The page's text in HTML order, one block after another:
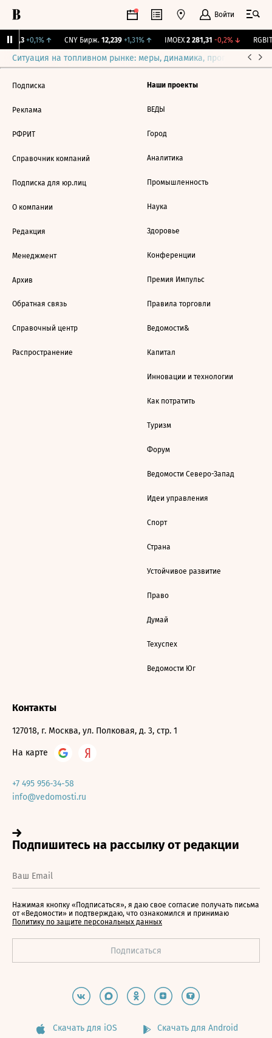
Войти
115,3 +0,1%↑ CNY Бирж. 12,239 +1,31%↑ IMOEX 2 281,31 -0,2%↓
Ситуация на топливном рынке: меры, динамика, прогнозы
Подписка
Реклама
РФРИТ
Справочник компаний
Подписка для юр.лиц
О компании
Редакция
Менеджмент
Архив
Обратная связь
Справочный центр
Распространение
Наши проекты
ВЕДЫ
Город
Аналитика
Промышленность
Наука
Здоровье
Конференции
Премия Импульс
Правила торговли
Ведомости&
Капитал
Инновации и технологии
Как потратить
Туризм
Форум
Ведомости Северо-Запад
Идеи управления
Спорт
Страна
Устойчивое развитие
Право
Думай
Техуспех
Ведомости Юг
Контакты
127018, г. Москва, ул. Полковая, д. 3, стр. 1
На карте
+7 495 956-34-58
info@vedomosti.ru
Нажимая кнопку «Подписаться», я даю свое согласие получать письма
от «Ведомости» и подтверждаю, что ознакомился и принимаю
Политику по защите персональных данных
Скачать для iOS Скачать для Android